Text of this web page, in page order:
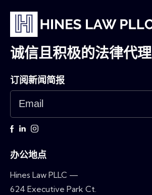
诚信且积极的法律代理
订阅新闻简报
Email
办公地点
Hines Law PLLC —
624 Executive Park Ct.